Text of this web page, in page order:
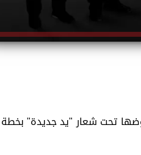
تحت شعار "يد جديدة" بخطة